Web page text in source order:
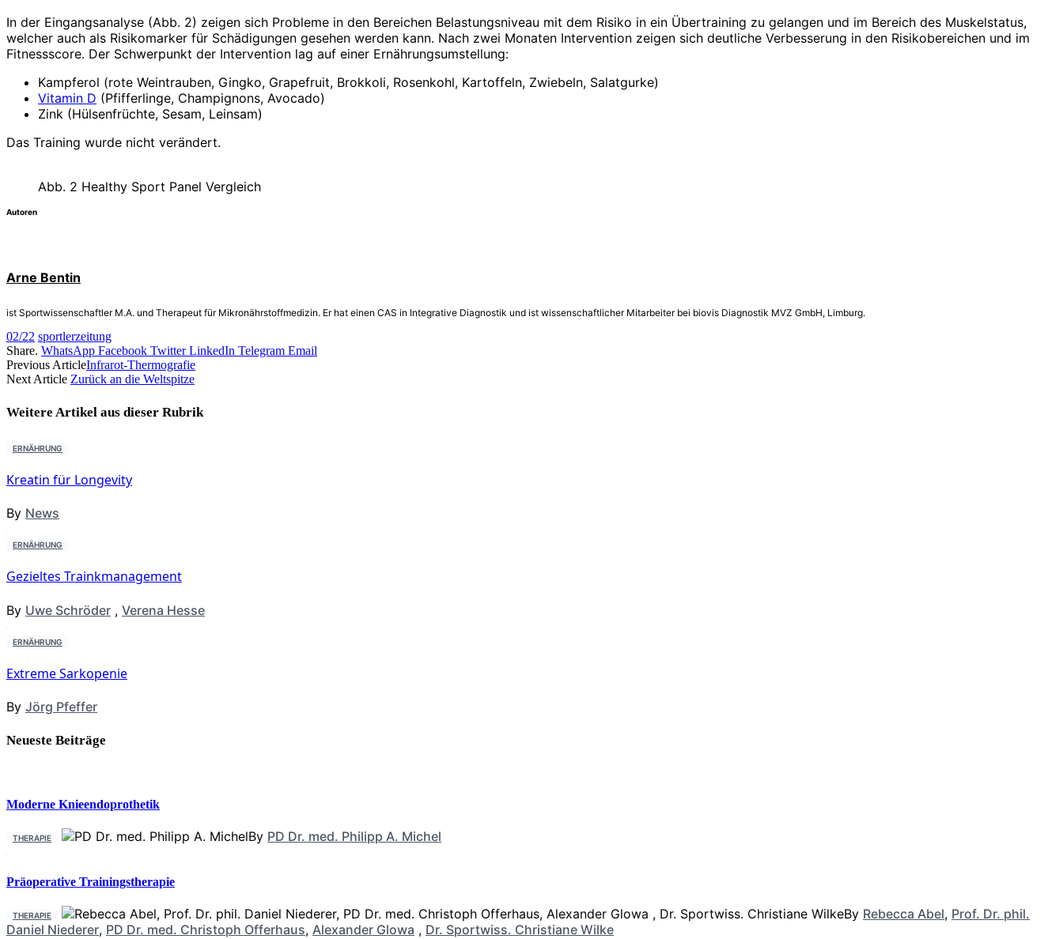
In der Eingangsanalyse (Abb. 2) zeigen sich Probleme in den Bereichen Belastungsniveau mit dem Risiko in ein Übertraining zu gelangen und im Bereich des Muskelstatus,
welcher auch als Risikomarker für Schädigungen gesehen werden kann. Nach zwei Monaten Intervention zeigen sich deutliche Verbesserung in den Risikobereichen und im
Fitnessscore. Der Schwerpunkt der Intervention lag auf einer Ernährungsumstellung:
Kampferol (rote Weintrauben, Gingko, Grapefruit, Brokkoli, Rosenkohl, Kartoffeln, Zwiebeln, Salatgurke)
Vitamin D (Pfifferlinge, Champignons, Avocado)
Zink (Hülsenfrüchte, Sesam, Leinsam)
Das Training wurde nicht verändert.
Abb. 2 Healthy Sport Panel Vergleich
Autoren
Arne Bentin
ist Sportwissenschaftler M.A. und Therapeut für Mikronährstoffmedizin. Er hat einen CAS in Integrative Diagnostik und ist wissenschaftlicher Mitarbeiter bei biovis Diagnostik MVZ GmbH, Limburg.
02/22 sportlerzeitung
Share. WhatsApp Facebook Twitter LinkedIn Telegram Email
Previous ArticleInfrarot-Thermografie
Next Article Zurück an die Weltspitze
Weitere Artikel aus dieser Rubrik
ERNÄHRUNG
Kreatin für Longevity
By News
ERNÄHRUNG
Gezieltes Trainkmanagement
By Uwe Schröder , Verena Hesse
ERNÄHRUNG
Extreme Sarkopenie
By Jörg Pfeffer
Neueste Beiträge
Moderne Knieendoprothetik
THERAPIE By PD Dr. med. Philipp A. Michel
Präoperative Trainingstherapie
THERAPIE By Rebecca Abel, Prof. Dr. phil.
Daniel Niederer, PD Dr. med. Christoph Offerhaus, Alexander Glowa , Dr. Sportwiss. Christiane Wilke